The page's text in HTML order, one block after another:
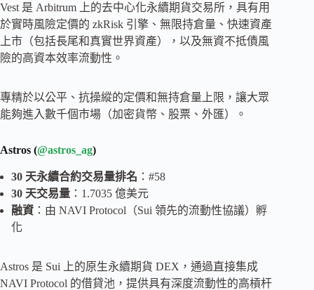
Vest 是 Arbitrum 上的去中心化永續期貨交易所，具有用
於實時風險定價的 zkRisk 引擎、無限持倉量、快速資產
上市（包括長尾和真實世界資產），以及無資不抵債風
險的高資本效率流動性。
專精於以公平、抗操縱的定價和無持倉量上限，讓大眾
能夠進入數千個市場（加密貨幣、股票、外匯）。
Astros (@astros_ag)
30 天永續合約交易量排名 ：#58
30 天交易量 ：1.7035 億美元
融資 ：由 NAVI Protocol（Sui 領先的流動性協議）孵
化
Astros 是 Sui 上的原生永續期貨 DEX，通過直接集成
NAVI Protocol 的借貸池，提供具有深度流動性的高槓杆